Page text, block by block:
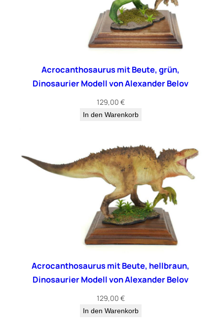
Acrocanthosaurus mit Beute, grün,
Dinosaurier Modell von Alexander Belov
129,00 €
In den Warenkorb
Acrocanthosaurus mit Beute, hellbraun,
Dinosaurier Modell von Alexander Belov
129,00 €
In den Warenkorb